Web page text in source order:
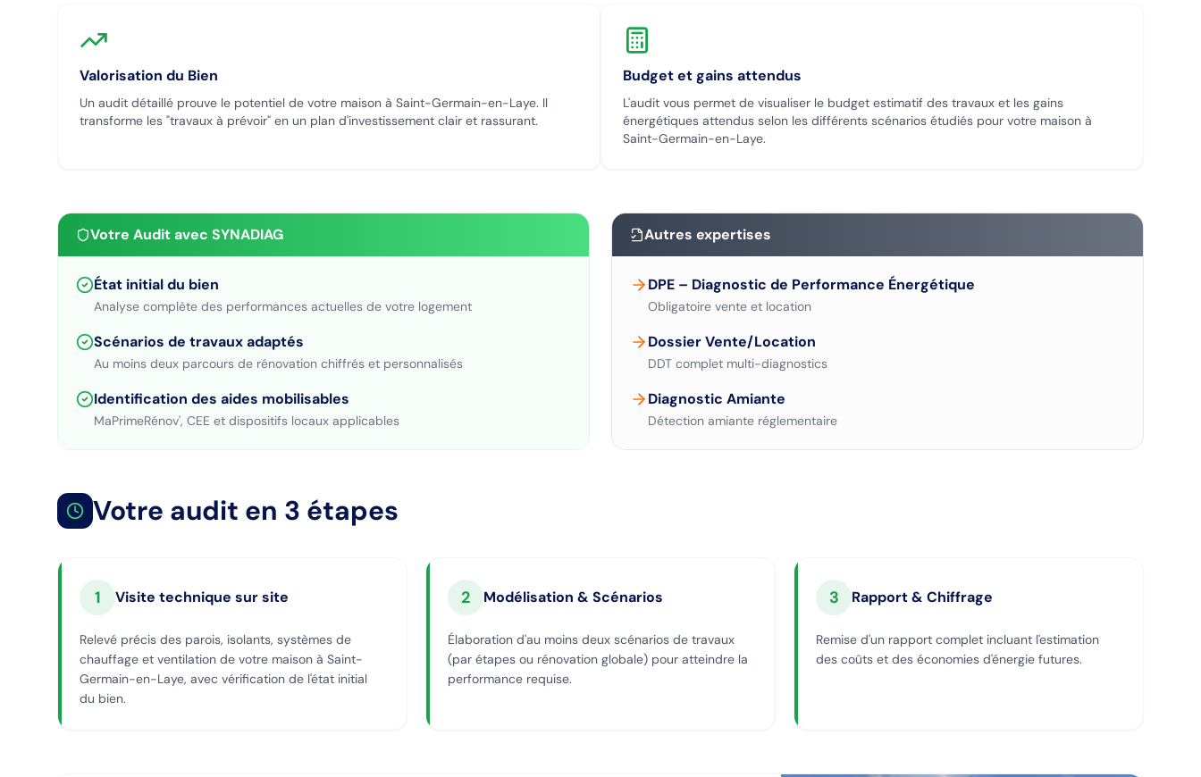
Valorisation du Bien
Un audit détaillé prouve le potentiel de votre maison à Saint-Germain-en-Laye. Il
transforme les "travaux à prévoir" en un plan d'investissement clair et rassurant.
Budget et gains attendus
L'audit vous permet de visualiser le budget estimatif des travaux et les gains
énergétiques attendus selon les différents scénarios étudiés pour votre maison à
Saint-Germain-en-Laye.
Votre Audit avec SYNADIAG
État initial du bien
Analyse complète des performances actuelles de votre logement
Scénarios de travaux adaptés
Au moins deux parcours de rénovation chiffrés et personnalisés
Identification des aides mobilisables
MaPrimeRénov', CEE et dispositifs locaux applicables
Autres expertises
DPE – Diagnostic de Performance Énergétique
Obligatoire vente et location
Dossier Vente/Location
DDT complet multi-diagnostics
Diagnostic Amiante
Détection amiante réglementaire
Votre audit en 3 étapes
1 Visite technique sur site
Relevé précis des parois, isolants, systèmes de
chauffage et ventilation de votre maison à Saint-
Germain-en-Laye, avec vérification de l'état initial
du bien.
2 Modélisation & Scénarios
Élaboration d'au moins deux scénarios de travaux
(par étapes ou rénovation globale) pour atteindre la
performance requise.
3 Rapport & Chiffrage
Remise d'un rapport complet incluant l'estimation
des coûts et des économies d'énergie futures.